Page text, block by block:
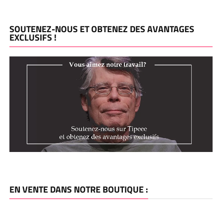
SOUTENEZ-NOUS ET OBTENEZ DES AVANTAGES
EXCLUSIFS !
EN VENTE DANS NOTRE BOUTIQUE :